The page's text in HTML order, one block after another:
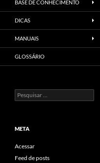
BASE DE CONHECIMENTO
DICAS
MANUAIS
GLOSSÁRIO
Pesquisar
por:
META
Acessar
Feed de posts